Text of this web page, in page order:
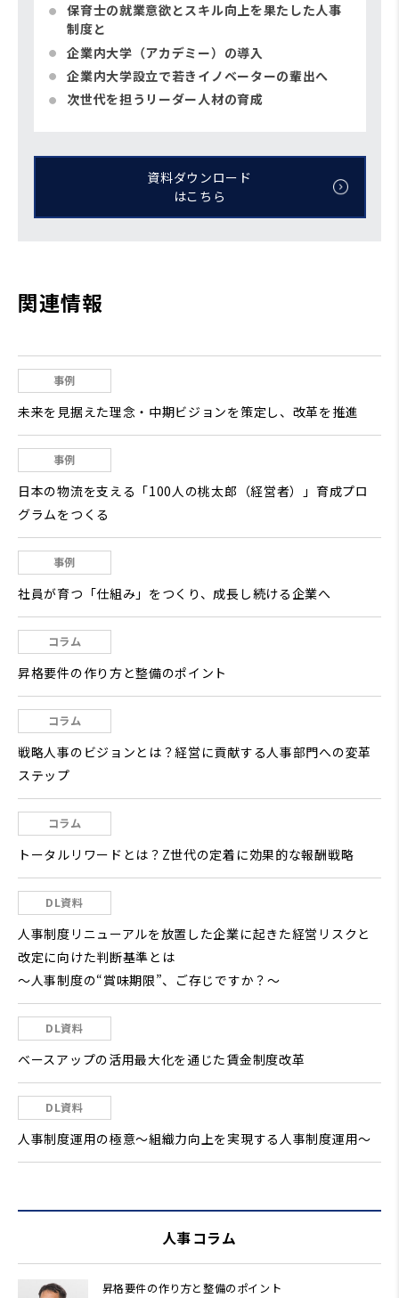
保育士の就業意欲とスキル向上を果たした人事
制度と
企業内大学（アカデミー）の導入
企業内大学設立で若きイノベーターの輩出へ
次世代を担うリーダー人材の育成
資料ダウンロード
はこちら
関連情報
事例
未来を見据えた理念・中期ビジョンを策定し、改革を推進
事例
日本の物流を支える「100人の桃太郎（経営者）」育成プロ
グラムをつくる
事例
社員が育つ「仕組み」をつくり、成長し続ける企業へ
コラム
昇格要件の作り方と整備のポイント
コラム
戦略人事のビジョンとは？経営に貢献する人事部門への変革
ステップ
コラム
トータルリワードとは？Z世代の定着に効果的な報酬戦略
DL資料
人事制度リニューアルを放置した企業に起きた経営リスクと
改定に向けた判断基準とは
～人事制度の“賞味期限”、ご存じですか？～
DL資料
ベースアップの活用最大化を通じた賃金制度改革
DL資料
人事制度運用の極意～組織力向上を実現する人事制度運用～
人事コラム
昇格要件の作り方と整備のポイント